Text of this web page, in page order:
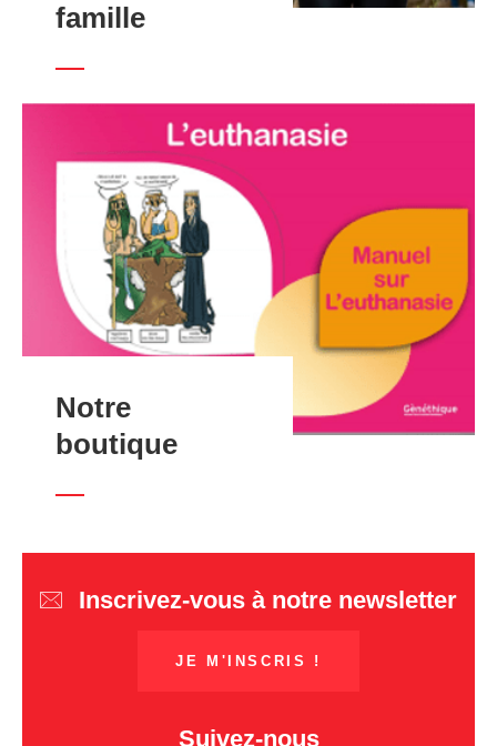
famille
Notre
boutique
Inscrivez-vous à notre newsletter
JE M'INSCRIS !
Suivez-nous